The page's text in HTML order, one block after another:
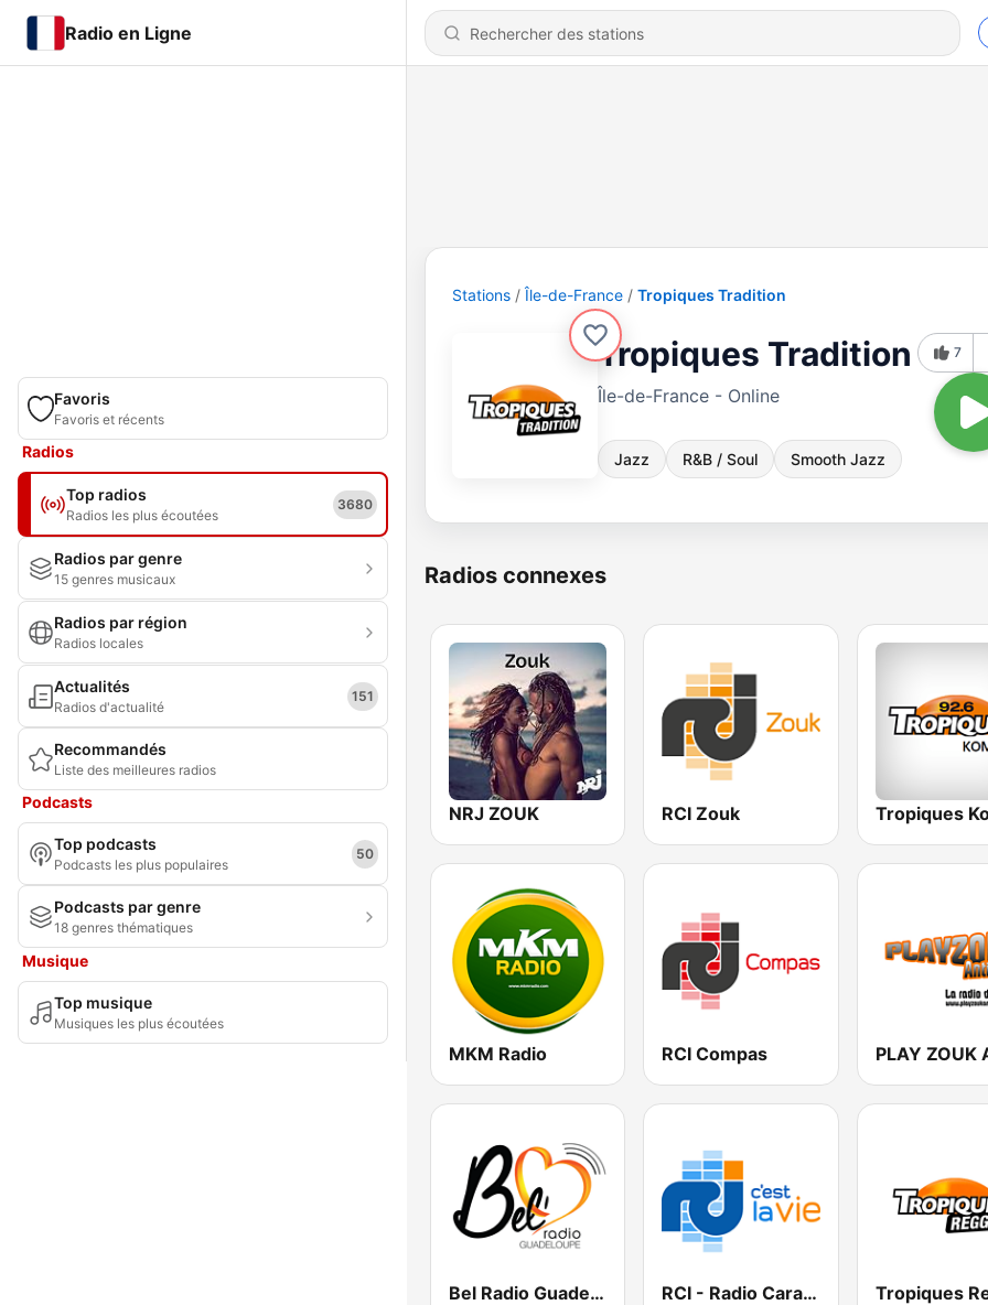
Radio en Ligne
Favoris
Favoris et récents
Radios
Top radios
Radios les plus écoutées
3680
Radios par genre
15 genres musicaux
Radios par région
Radios locales
Actualités
Radios d'actualité
151
Recommandés
Liste des meilleures radios
Podcasts
Top podcasts
Podcasts les plus populaires
50
Podcasts par genre
18 genres thématiques
Musique
Top musique
Musiques les plus écoutées
Stations Île-de-France Tropiques Tradition
Tropiques Tradition
Île-de-France - Online
Jazz R&B / Soul Smooth Jazz
7
Radios connexes
NRJ ZOUK RCI Zouk Tropiques
MKM Radio RCI Compas
Bel Radio Guadeloupe RCI - Radio Caraïbes International Guadeloupe